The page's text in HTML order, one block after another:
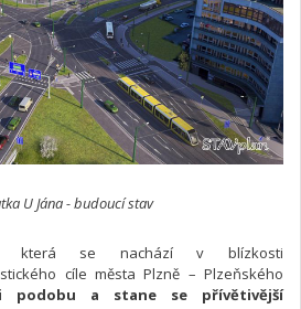
U Jána - budoucí stav
, která se nachází v blízkosti
cíle města Plzně – Plzeňského
podobu a stane se přívětivější